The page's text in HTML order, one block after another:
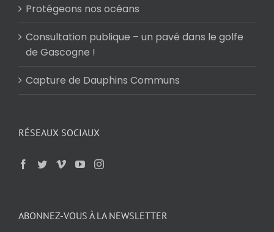
Protégeons nos océans
Consultation publique – un pavé dans le golfe
de Gascogne !
Capture de Dauphins Communs
RÉSEAUX SOCIAUX
ABONNEZ-VOUS À LA NEWSLETTER